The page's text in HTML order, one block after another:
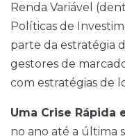
Renda Variável
Políticas de
parte da estratégia
gestores de
com estratégias de
Uma Crise Rápida
no ano até a última